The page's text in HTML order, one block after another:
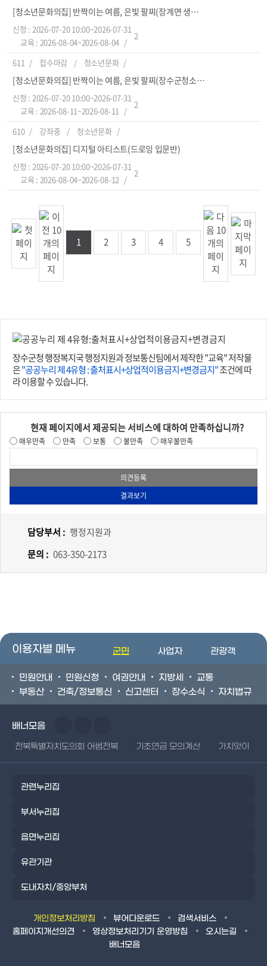
[청소년문화의집] 반짝이는 여름, 은빛 팔찌(장계면 생활문화센터)
신청 : 2026-07-20 10:00~2026-07-31
교육 : 2026-08-04~2026-08-04
2
611 접수마감 청소년문화
[청소년문화의집] 반짝이는 여름, 은빛 팔찌(장수군청소년문화의집)
신청 : 2026-07-20 10:00~2026-07-31
교육 : 2026-08-11~2026-08-11
2
610 강좌중 청소년문화
[청소년문화의집] 디지털 아티스트(드로잉 입문반)
신청 : 2026-07-20 10:00~2026-07-31
교육 : 2026-08-04~2026-08-12
2
1 2 3 4 5
장수군청 행정복지국 행정지원과 정보통신팀에서 제작한 "교육" 저작물
은"공공누리 제 4유형 : 출처표시+상업적이용금지+변경금지"조건에 따
라 이용할 수 있습니다.
현재 페이지에서 제공되는 서비스에 대하여 만족하십니까?
매우만족 만족 보통 불만족 매우불만족
담당부서 : 행정지원과
문의 : 063-350-2173
이용자별 메뉴 군민 사업자 관광객
민원안내 민원신청 여권안내 지방세
교통
부동산
건축/정보통신 신고센터 장수소식 자치법규
배너모음
전북특별자치도의회 어썸전북 기초연금 모의계산 가치앗이
관련누리집
부서누리집
읍면누리집
유관기관
도내자치/중앙부처
개인정보처리방침 뷰어다운로드
검색서비스
홈페이지개선의견
영상정보처리기기 운영방침
오시는길
배너모음